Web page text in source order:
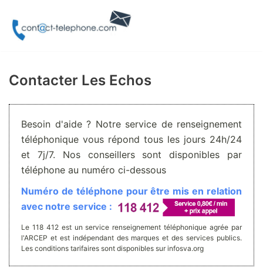
Aller
Contacter Les Echos
Besoin d'aide ? Notre service de renseignement
téléphonique vous répond tous les jours 24h/24
et 7j/7. Nos conseillers sont disponibles par
téléphone au numéro ci-dessous
Numéro de téléphone pour être mis en relation
avec notre service :
Le 118 412 est un service renseignement téléphonique agrée par
l'ARCEP et est indépendant des marques et des services publics.
Les conditions tarifaires sont disponibles sur infosva.org